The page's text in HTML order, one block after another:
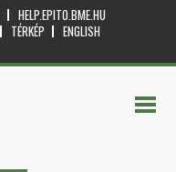
HELP.EPITO.BME.HU
TÉRKÉP
ENGLISH